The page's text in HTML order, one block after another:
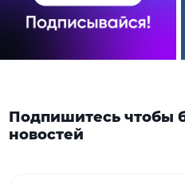
Подпишитесь чтобы
новостей